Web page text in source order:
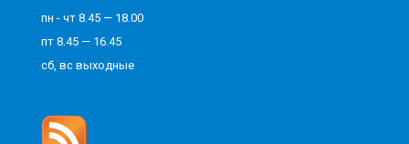
пн - чт 8.45 — 18.00
пт 8.45 — 16.45
сб, вс выходные